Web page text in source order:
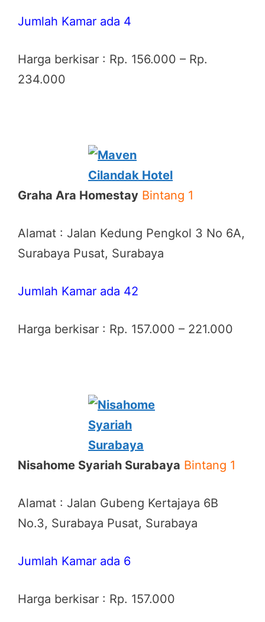
Jumlah Kamar ada 4
Harga berkisar : Rp. 156.000 – Rp.
234.000
Graha Ara Homestay Bintang 1
Alamat : Jalan Kedung Pengkol 3 No 6A,
Surabaya Pusat, Surabaya
Jumlah Kamar ada 42
Harga berkisar : Rp. 157.000 – 221.000
Nisahome Syariah Surabaya Bintang 1
Alamat : Jalan Gubeng Kertajaya 6B
No.3, Surabaya Pusat, Surabaya
Jumlah Kamar ada 6
Harga berkisar : Rp. 157.000